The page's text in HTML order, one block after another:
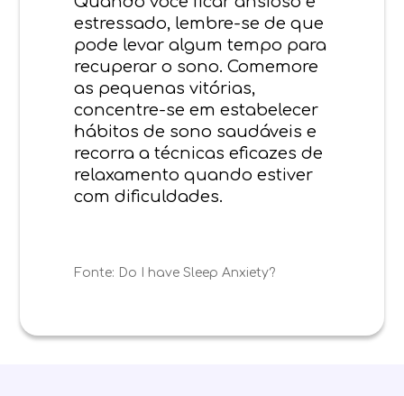
estressado, lembre-se de que
pode levar algum tempo para
recuperar o sono. Comemore
as pequenas vitórias,
concentre-se em estabelecer
hábitos de sono saudáveis e
recorra a técnicas eficazes de
relaxamento quando estiver
com dificuldades.
Fonte: Do I have Sleep Anxiety?